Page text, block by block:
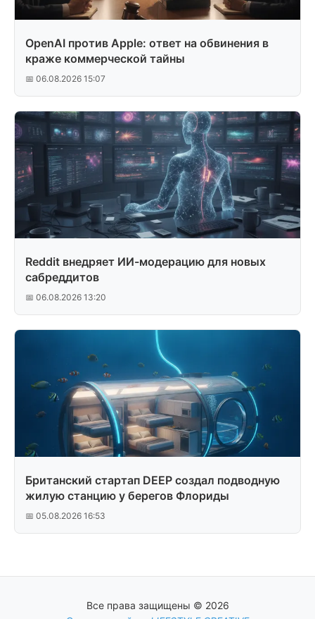
OpenAI против Apple: ответ на обвинения в
краже коммерческой тайны
📅 06.08.2026 15:07
Reddit внедряет ИИ-модерацию для новых
сабреддитов
📅 06.08.2026 13:20
Британский стартап DEEP создал подводную
жилую станцию у берегов Флориды
📅 05.08.2026 16:53
Все права защищены © 2026